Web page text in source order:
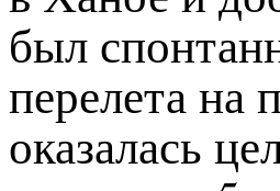
был
перелета на
оказалась